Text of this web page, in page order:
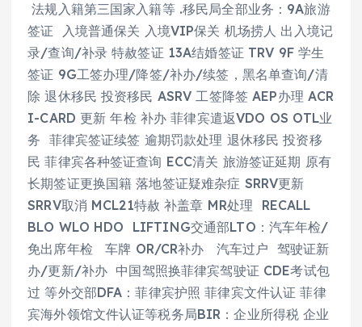
法规入籍第三国家入籍等 .移民局全部业务：9A旅游
签证 入境普通保关 入境VIP保关 机场捞人 出入境记
录/查询/补录 特赦签证 13A结婚签证 TRV 9F 学生
签证 9G工签办理/降签/补办/续签，黑名单查询/清
除 退休移民 投资移民 ASRV 工签降签 AEP办理 ACR
I-CARD 更新 年检 补办 菲律宾遣返VDO OS OTL业
务 菲律宾签证续签 逾期罚款处理 退休移民 投资移
民 菲律宾各种签证查询 ECC清关 旅游签证延期 原有
长期签证更换国籍 落地签证疑难杂症 SRRV更新
SRRV取消 MCL21特赦 补盖章 MR处理 RECALL
BLO WLO HDO LIFTING交通部LTO：汽车年检/
免出席年检 车牌 OR/CR补办 汽车过户 驾驶证新
办/更新/补办 中国驾照换菲律宾驾驶证 CDE考试包
过 等外交部DFA：菲律宾护照 菲律宾文件认证 菲律
宾海外领馆文件认证等税务局BIR：企业所得税 企业